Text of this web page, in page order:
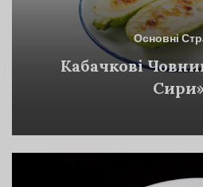
Основні
Кабачкові